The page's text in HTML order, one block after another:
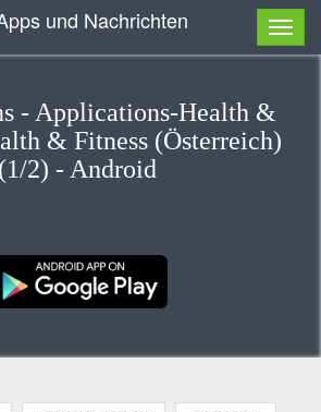
und Nachrichten
- Applications-Health &
& Fitness (Österreich)
(1/2) - Android